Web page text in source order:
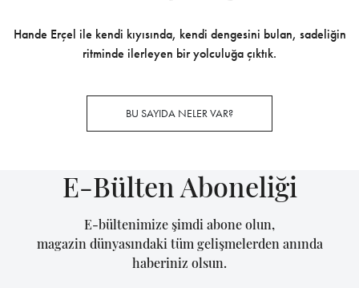
Hande Erçel ile kendi kıyısında, kendi dengesini bulan, sadeliğin
ritminde ilerleyen bir yolculuğa çıktık.
BU SAYIDA NELER VAR?
E-Bülten Aboneliği
E-bültenimize şimdi abone olun,
magazin dünyasındaki tüm gelişmelerden anında
haberiniz olsun.